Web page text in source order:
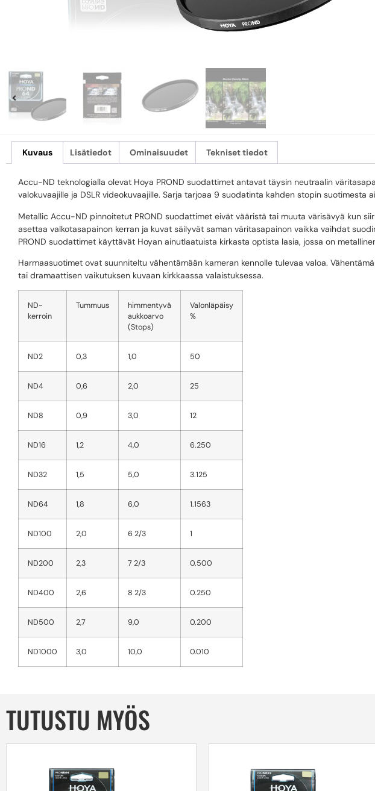
Kuvaus Lisätiedot Ominaisuudet Tekniset tiedot
Accu-ND teknologialla olevat Hoya PROND suodattimet antavat täysin neutraalin
valokuvaajille ja DSLR videokuvaajille. Sarja tarjoaa 9 suodatinta kahden stopin suotimesta
Metallic Accu-ND pinnoitetut PROND suodattimet eivät vääristä tai muuta värisävyä kun
asettaa valkotasapainon kerran ja kuvat säilyvät saman väritasapainon vaikka vaihdat
PROND suodattimet käyttävät Hoyan ainutlaatuista kirkasta optista lasia, jossa on
Harmaasuotimet ovat suunniteltu vähentämään kameran kennolle tulevaa valoa.
tai dramaattisen vaikutuksen kuvaan kirkkaassa valaistuksessa.
ND-
kerroin
Tummuus
himmentyvä
aukkoarvo
(Stops)
Valonläpäisy
%
ND2 0,3 1,0 50
ND4 0,6 2,0 25
ND8 0,9 3,0 12
ND16 1,2 4,0 6.250
ND32 1,5 5,0 3.125
ND64 1,8 6,0 1.1563
ND100 2,0 6 2/3 1
ND200 2,3 7 2/3 0.500
ND400 2,6 8 2/3 0.250
ND500 2,7 9,0 0.200
ND1000 3,0 10,0 0.010
TUTUSTU MYÖS